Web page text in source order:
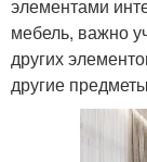
элементами
мебель, важно
других
другие